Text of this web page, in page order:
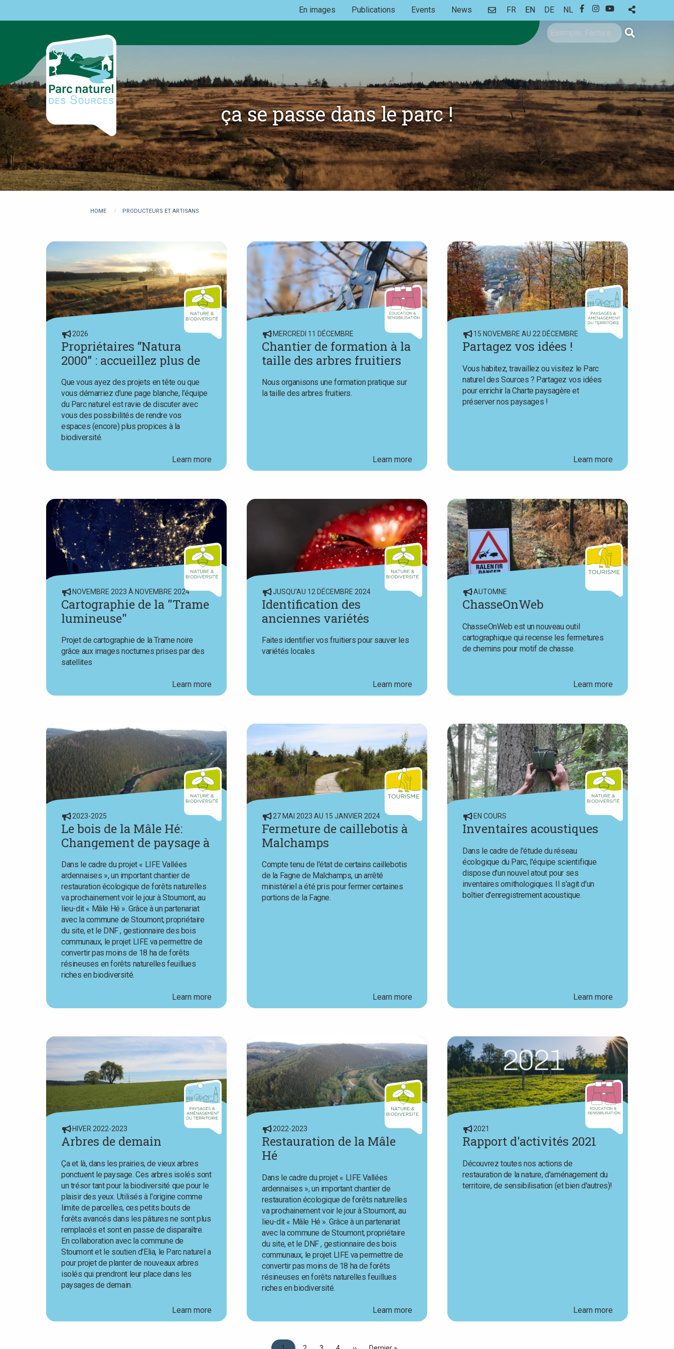
to
Search
En images Publications Events News CONTACT
FR EN DE NL
FACEBOOK
INSTAGRAM
YOUTUBE
ça se passe dans le parc !
You
here
HOME PRODUCTEURS ET ARTISANS
2026
Propriétaires “Natura
2000” : accueillez plus de
l’aide du Parc naturel
Que vous ayez des projets en tête ou que
vous démarriez d’une page blanche, l’équipe
du Parc naturel est ravie de discuter avec
vous des possibilités de rendre vos
espaces (encore) plus propices à la
biodiversité.
Learn more
MERCREDI 11 DÉCEMBRE
Chantier de formation à la
taille des arbres fruitiers
Nous organisons une formation pratique sur
la taille des arbres fruitiers.
Learn more
15 NOVEMBRE AU 22 DÉCEMBRE
Partagez vos idées !
Vous habitez, travaillez ou visitez le Parc
naturel des Sources ? Partagez vos idées
pour enrichir la Charte paysagère et
préserver nos paysages !
Learn more
NOVEMBRE 2023 À NOVEMBRE 2024
Cartographie de la "Trame
lumineuse"
Projet de cartographie de la Trame noire
grâce aux images nocturnes prises par des
satellites
Learn more
JUSQU'AU 12 DÉCEMBRE 2024
Identification des
anciennes variétés
Faites identifier vos fruitiers pour sauver les
variétés locales
Learn more
AUTOMNE
ChasseOnWeb
ChasseOnWeb est un nouveau outil
cartographique qui recense les fermetures
de chemins pour motif de chasse.
Learn more
2023-2025
Le bois de la Mâle Hé:
Changement de paysage à
Dans le cadre du projet « LIFE Vallées
ardennaises », un important chantier de
restauration écologique de forêts naturelles
va prochainement voir le jour à Stoumont, au
lieu-dit « Mâle Hé ». Grâce à un partenariat
avec la commune de Stoumont, propriétaire
du site, et le DNF , gestionnaire des bois
communaux, le projet LIFE va permettre de
convertir pas moins de 18 ha de forêts
résineuses en forêts naturelles feuillues
riches en biodiversité.
Learn more
27 MAI 2023 AU 15 JANVIER 2024
Fermeture de caillebotis à
Malchamps
Compte tenu de l'état de certains caillebotis
de la Fagne de Malchamps, un arrêté
ministériel a été pris pour fermer certaines
portions de la Fagne.
Learn more
EN COURS
Inventaires acoustiques
Dans le cadre de l'étude du réseau
écologique du Parc, l'équipe scientifique
dispose d'un nouvel atout pour ses
inventaires ornithologiques. Il s'agit d'un
boîtier d'enregistrement acoustique.
Learn more
HIVER 2022-2023
Arbres de demain
Ça et là, dans les prairies, de vieux arbres
ponctuent le paysage. Ces arbres isolés sont
un trésor tant pour la biodiversité que pour le
plaisir des yeux. Utilisés à l'origine comme
limite de parcelles, ces petits bouts de
forêts avancés dans les pâtures ne sont plus
remplacés et sont en passe de disparaître.
En collaboration avec la commune de
Stoumont et le soutien d'Elia, le Parc naturel a
pour projet de planter de nouveaux arbres
isolés qui prendront leur place dans les
paysages de demain.
Learn more
2022-2023
Restauration de la Mâle
Hé
Dans le cadre du projet « LIFE Vallées
ardennaises », un important chantier de
restauration écologique de forêts naturelles
va prochainement voir le jour à Stoumont, au
lieu-dit « Mâle Hé ». Grâce à un partenariat
avec la commune de Stoumont, propriétaire
du site, et le DNF , gestionnaire des bois
communaux, le projet LIFE va permettre de
convertir pas moins de 18 ha de forêts
résineuses en forêts naturelles feuillues
riches en biodiversité.
Learn more
2021
Rapport d'activités 2021
Découvrez toutes nos actions de
restauration de la nature, d'aménagement du
territoire, de sensibilisation (et bien d'autres)!
Learn more
Pagination